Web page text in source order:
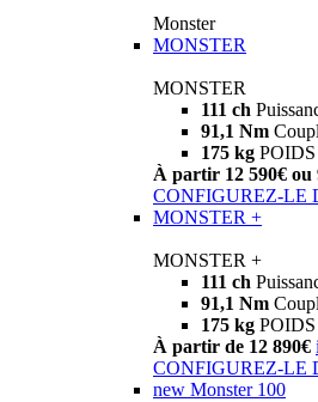
Monster
MONSTER
MONSTER
111 ch
91,1 Nm
175 kg
À partir 12 590€ ou
CONFIGUREZ-LE
MONSTER +
MONSTER +
111 ch
91,1 Nm
175 kg
À partir de 12 890€ i
CONFIGUREZ-LE
new Monster 100